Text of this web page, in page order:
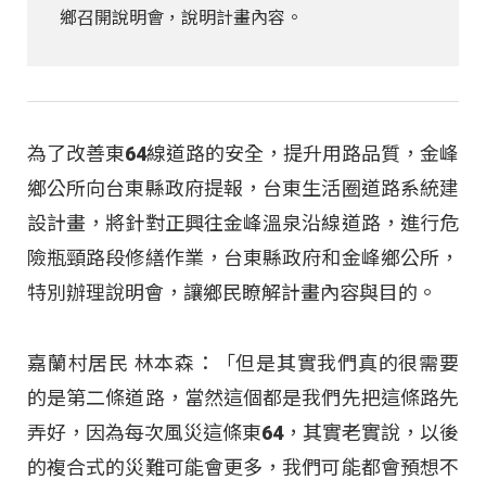
鄉召開說明會，說明計畫內容。
為了改善東64線道路的安全，提升用路品質，金峰
鄉公所向台東縣政府提報，台東生活圈道路系統建
設計畫，將針對正興往金峰溫泉沿線道路，進行危
險瓶頸路段修繕作業，台東縣政府和金峰鄉公所，
特別辦理說明會，讓鄉民瞭解計畫內容與目的。
嘉蘭村居民 林本森：「但是其實我們真的很需要
的是第二條道路，當然這個都是我們先把這條路先
弄好，因為每次風災這條東64，其實老實說，以後
的複合式的災難可能會更多，我們可能都會預想不